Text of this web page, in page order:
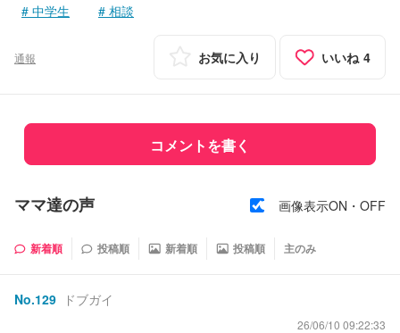
中学生 相談
通報 お気に入り いいね 4
コメントを書く
ママ達の声 画像表示ON・OFF
新着順 投稿順 新着順 投稿順 主のみ
No.129 ドブガイ
26/06/10 09:22:33